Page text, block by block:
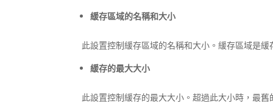
緩存區域的名稱和大小
此設置控制緩存區域的名稱和大小。緩存區域是
緩存的最大大小
此設置控制緩存的最大大小。超過此大小時，最